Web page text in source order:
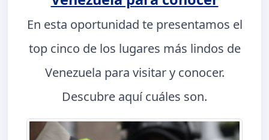
En esta oportunidad te presentamos el
top cinco de los lugares más lindos de
Venezuela para visitar y conocer.
Descubre aquí cuáles son.